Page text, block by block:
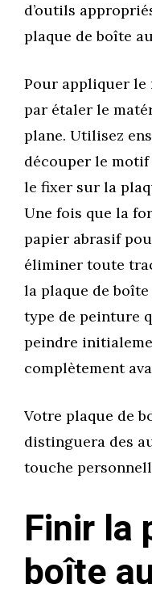
d’outils
plaque de boîte
Pour appliquer le
par étaler le
plane. Utilisez
découper le
le fixer sur la
Une fois que la
papier abrasif
éliminer toute
la plaque de
type de peinture
peindre
complètement
Votre plaque de
distinguera des
touche
Finir la
boîte